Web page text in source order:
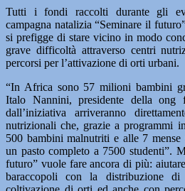
Tutti i fondi raccolti durante gli
campagna natalizia “Seminare il
si prefigge di stare vicino in modo
grave difficoltà attraverso centri
percorsi per l’attivazione di orti urbani.
“In Africa sono 57 milioni bambini
Italo Nannini, presidente della ong
dall’iniziativa arriveranno
nutrizionali che, grazie a programmi
500 bambini malnutriti e alle 7 mense
un pasto completo a 7500 studenti”.
futuro” vuole fare ancora di più:
baraccopoli con la distribuzione